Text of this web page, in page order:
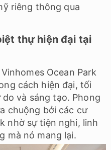
riêng thông qua
thự hiện đại tại
Ocean Park
cách hiện đại, tối
và sáng tạo. Phong
chuộng bởi các cư
nhờ sự tiện nghi, linh
mà nó mang lại.